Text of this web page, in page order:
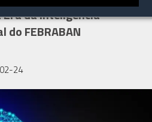
da Inteligência"
do FEBRABAN
24